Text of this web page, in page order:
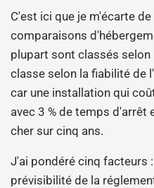
C'est ici que je m'écarte
comparaisons
plupart sont classés
classe selon la fiabilité de
car une installation qui
avec 3 % de temps d'arrêt
cher sur cinq ans.
J'ai pondéré cinq facteurs
prévisibilité de la